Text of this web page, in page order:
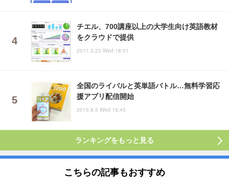
チエル、700講座以上の大学生向け英語教材
をクラウドで提供
2011.3.23 Wed 18:01
全国のライバルと英単語バトル…無料学習応
援アプリ配信開始
2015.8.5 Wed 18:45
ランキングをもっと見る
こちらの記事もおすすめ